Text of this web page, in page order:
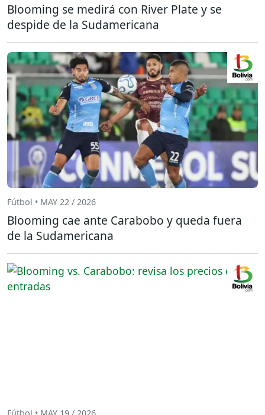
Blooming se medirá con River Plate y se
despide de la Sudamericana
Fútbol • MAY 22 / 2026
Blooming cae ante Carabobo y queda fuera
de la Sudamericana